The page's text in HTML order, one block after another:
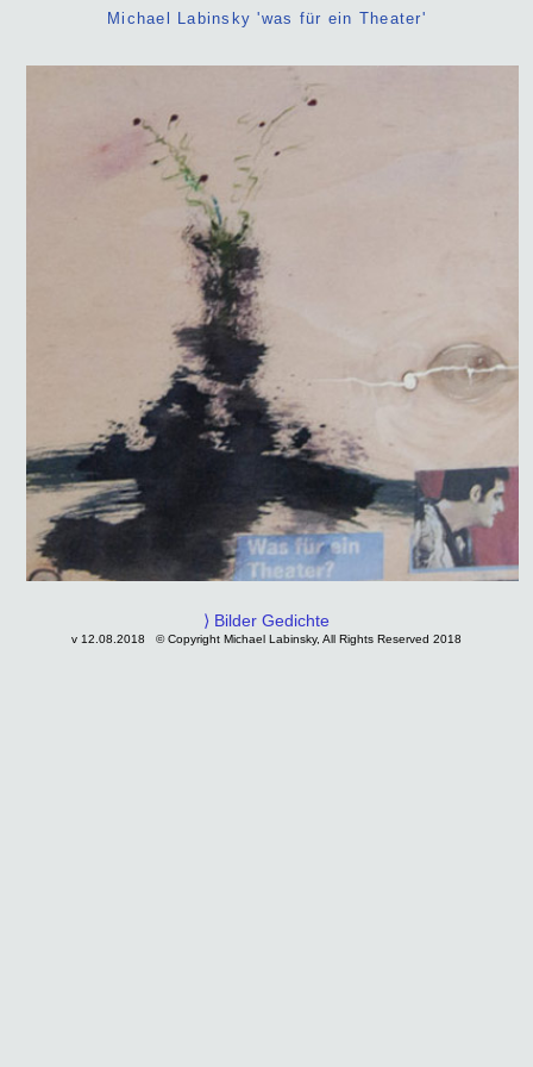
Michael Labinsky 'was für ein Theater'
⟩ Bilder Gedichte
v 12.08.2018 © Copyright Michael Labinsky, All Rights Reserved 2018